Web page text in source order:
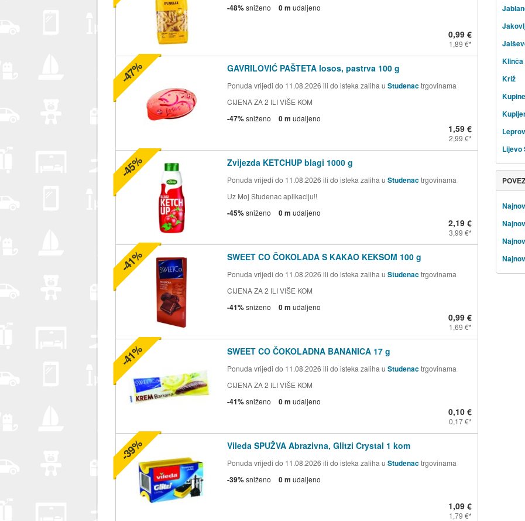
-48%sniženo 0 m udaljeno
0,99 €
1,89 €
GAVRILOVIĆ PAŠTETA losos, pastrva 100 g
Ponuda vrijedi do 11.08.2026 ili do isteka zaliha u Studenactrgovinama
CIJENA ZA 2 ILI VIŠE KOM
-47%sniženo 0 m udaljeno
1,59 €
2,99 €
-47%
Zvijezda KETCHUP blagi 1000 g
Ponuda vrijedi do 11.08.2026 ili do isteka zaliha u Studenactrgovinama
Uz Moj Studenac aplikaciju!!
-45%sniženo 0 m udaljeno
2,19 €
3,99 €
-45%
SWEET CO ČOKOLADA S KAKAO KEKSOM 100 g
Ponuda vrijedi do 11.08.2026 ili do isteka zaliha u Studenactrgovinama
CIJENA ZA 2 ILI VIŠE KOM
-41%sniženo 0 m udaljeno
0,99 €
1,69 €
-41%
SWEET CO ČOKOLADNA BANANICA 17 g
Ponuda vrijedi do 11.08.2026 ili do isteka zaliha u Studenactrgovinama
CIJENA ZA 2 ILI VIŠE KOM
-41%sniženo 0 m udaljeno
0,10 €
0,17 €
-41%
Vileda SPUŽVA Abrazivna, Glitzi Crystal 1 kom
Ponuda vrijedi do 11.08.2026 ili do isteka zaliha u Studenactrgovinama
-39%sniženo 0 m udaljeno
1,09 €
1,79 €
-39%
Klinča
Križ
Lijevo